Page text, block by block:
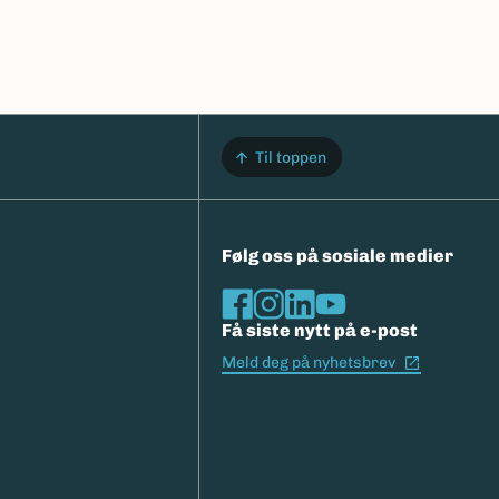
Til toppen
Følg oss på sosiale medier
Få siste nytt på e-post
Meld deg på nyhetsbrev